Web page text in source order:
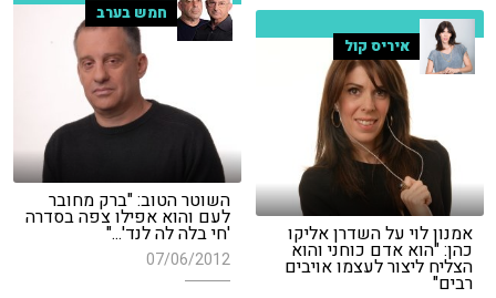
חמש בערב
השוטר הטוב: "ברק מחובר
לעם והוא אפילו צפה בסדרה
'חי בלה לה לנד'..."
07/06/2012
איריס קול
אמנון לוי על השדרן אליקו
כהן: "הוא אדם כוחני והוא
הצליח ליצור לעצמו אויבים
רבים"